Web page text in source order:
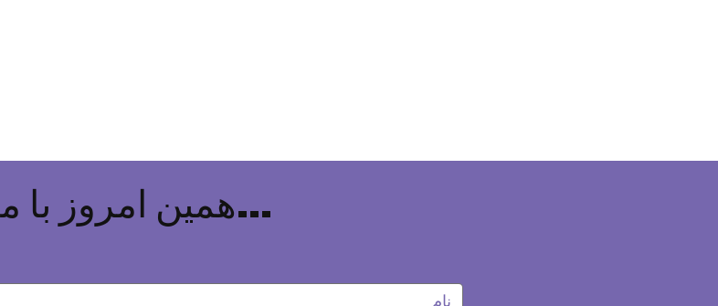
همین امروز با ما تماس بگیرید...